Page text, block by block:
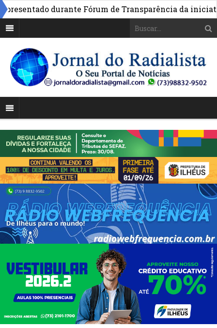
durante Fórum de Transparência da iniciativa